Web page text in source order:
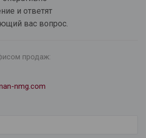
и ответят
вас вопрос.
продаж:
nmg.com